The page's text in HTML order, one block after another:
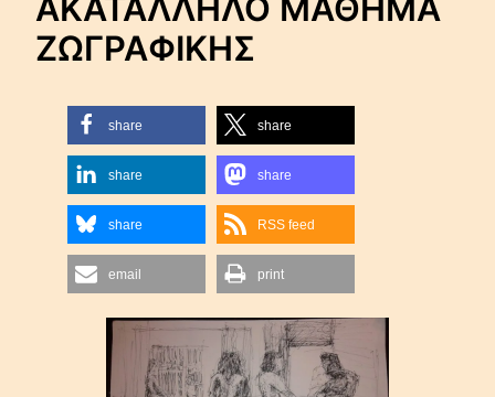
ΑΚΑΤΑΛΛΗΛΟ ΜΑΘΗΜΑ
ΖΩΓΡΑΦΙΚΗΣ
share share
share share
share RSS feed
email print